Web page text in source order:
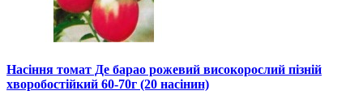
Насіння томат Де барао рожевий високорослий пізній
хворобостійкий 60-70г (20 насінин)